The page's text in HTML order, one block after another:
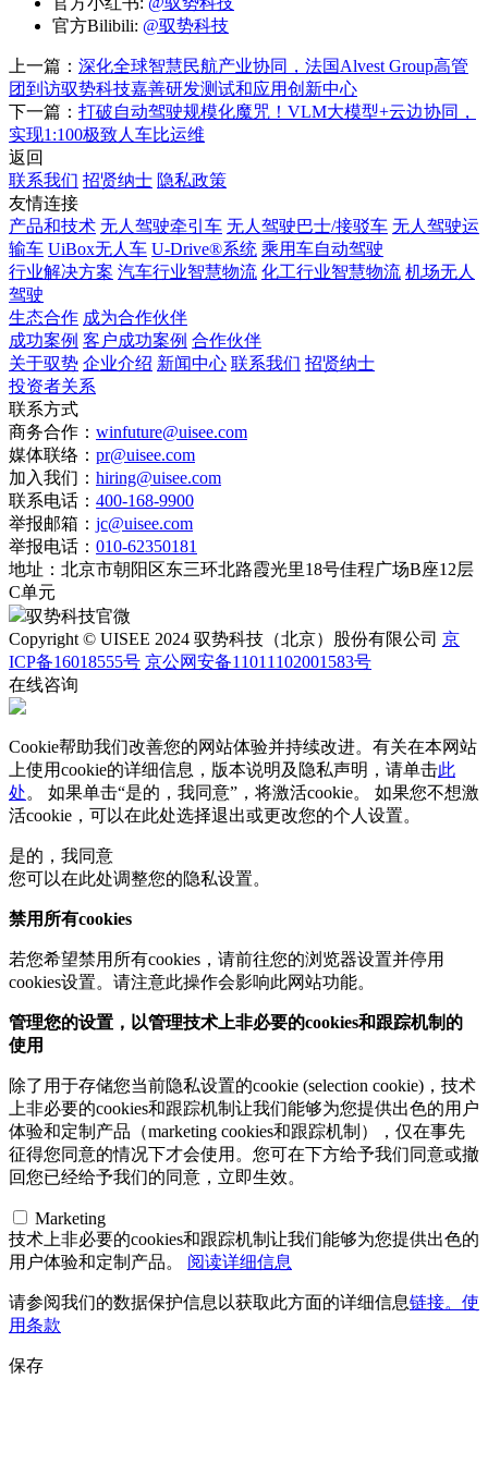
官方Bilibili: @驭势科技
上一篇： 深化全球智慧民航产业协同，法国Alvest Group高管
团到访驭势科技嘉善研发测试和应用创新中心
下一篇： 打破自动驾驶规模化魔咒！VLM大模型+云边协同，
实现1:100极致人车比运维
返回
联系我们 招贤纳士 隐私政策
友情连接
产品和技术 无人驾驶牵引车 无人驾驶巴士/接驳车 无人驾驶运
输车 UiBox无人车 U-Drive®系统 乘用车自动驾驶
行业解决方案 汽车行业智慧物流 化工行业智慧物流 机场无人
驾驶
生态合作 成为合作伙伴
成功案例 客户成功案例 合作伙伴
关于驭势 企业介绍 新闻中心 联系我们 招贤纳士
投资者关系
联系方式
商务合作： winfuture@uisee.com
媒体联络： pr@uisee.com
加入我们： hiring@uisee.com
联系电话： 400-168-9900
举报邮箱： jc@uisee.com
举报电话： 010-62350181
地址： 北京市朝阳区东三环北路霞光里18号佳程广场B座12层
C单元
驭势科技官微
Copyright © UISEE 2024 驭势科技（北京）股份有限公司 京
ICP备16018555号 京公网安备11011102001583号
在线咨询
Cookie帮助我们改善您的网站体验并持续改进。有关在本网站
上使用cookie的详细信息，版本说明及隐私声明，请单击此
处。 如果单击“是的，我同意”，将激活cookie。 如果您不想激
活cookie，可以在此处选择退出或更改您的个人设置。
是的，我同意
您可以在此处调整您的隐私设置。
禁用所有cookies
若您希望禁用所有cookies，请前往您的浏览器设置并停用
cookies设置。请注意此操作会影响此网站功能。
管理您的设置，以管理技术上非必要的cookies和跟踪机制的
使用
除了用于存储您当前隐私设置的cookie (selection cookie)，技术
上非必要的cookies和跟踪机制让我们能够为您提供出色的用户
体验和定制产品（marketing cookies和跟踪机制），仅在事先
征得您同意的情况下才会使用。您可在下方给予我们同意或撤
回您已经给予我们的同意，立即生效。
Marketing
技术上非必要的cookies和跟踪机制让我们能够为您提供出色的
用户体验和定制产品。 阅读详细信息
请参阅我们的数据保护信息以获取此方面的详细信息链接。使
用条款
保存